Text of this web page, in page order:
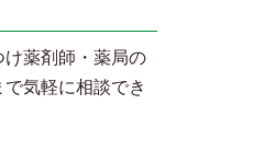
け薬剤師・薬局の
気軽に相談でき